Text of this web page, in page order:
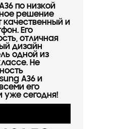
по низкой
решение
качественный и
Его
отличная
дизайн
одной из
Не
A36 и
его
сегодня!